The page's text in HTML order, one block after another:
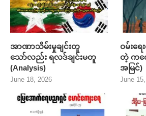
အာဏာသိမ်းမှုချင်းတူ
သော်လည်း ရလဒ်ချင်းမတူ
(Analysis)
June 18, 2026
ဝမ်းရေ
တဲ့ ကလ
အမြင်)
June